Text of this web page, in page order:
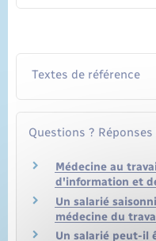
Textes de référence
Questions ? Réponses
Médecine au
d'information et
Un salarié
médecine du
Un salarié peut-il